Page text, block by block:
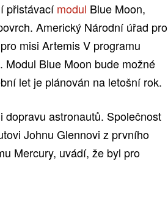
přistávacímodul Blue Moon,
Americký Národní úřad pro
misi Artemis V programu
Blue Moon bude možné
let je plánován na letošní rok.
astronautů. Společnost
Johnu Glennovi z prvního
Mercury, uvádí, že byl pro